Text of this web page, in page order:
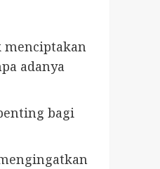
menciptakan
adanya
bagi